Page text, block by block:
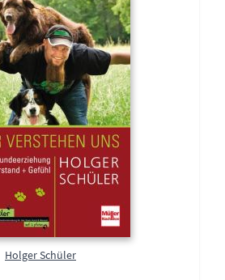
Holger Schüler